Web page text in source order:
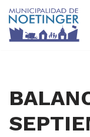
Saltar